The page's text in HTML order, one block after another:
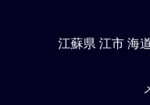
江蘇県 江市 海